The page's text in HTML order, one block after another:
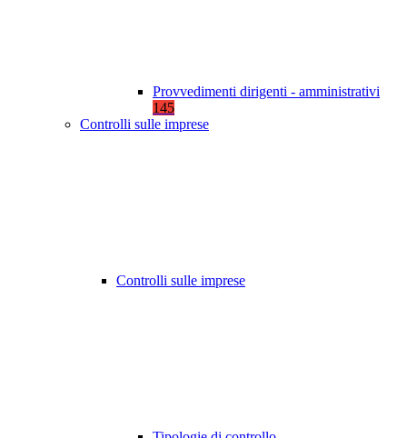
Provvedimenti dirigenti - amministrativi
145
Controlli sulle imprese
Controlli sulle imprese